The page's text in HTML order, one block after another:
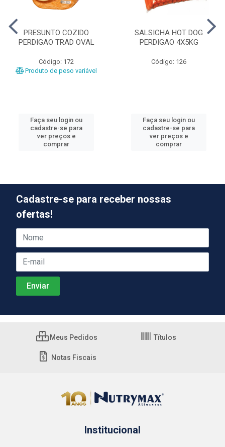
PRESUNTO COZIDO
PERDIGAO TRAD OVAL
Código: 172
Produto de peso variável
Faça seu login ou
cadastre-se para
ver preços e
comprar
SALSICHA HOT DOG
PERDIGAO 4X5KG
Código: 126
Faça seu login ou
cadastre-se para
ver preços e
comprar
Cadastre-se para receber nossas
ofertas!
Meus Pedidos Títulos
Notas Fiscais
Institucional